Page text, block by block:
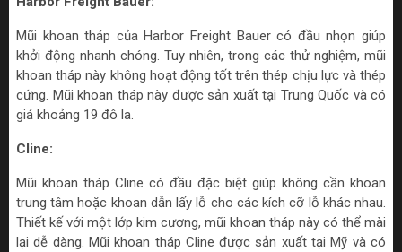
Mũi khoan tháp của Harbor Freight Bauer có đầu nhọn giúp
khởi động nhanh chóng. Tuy nhiên, trong các thử nghiệm, mũi
khoan tháp này không hoạt động tốt trên thép chịu lực và thép
cứng. Mũi khoan tháp này được sản xuất tại Trung Quốc và có
giá khoảng 19 đô la.
Cline:
Mũi khoan tháp Cline có đầu đặc biệt giúp không cần khoan
trung tâm hoặc khoan dẫn lấy lỗ cho các kích cỡ lỗ khác nhau.
Thiết kế với một lớp kim cương, mũi khoan tháp này có thể mài
lại dễ dàng. Mũi khoan tháp Cline được sản xuất tại Mỹ và có